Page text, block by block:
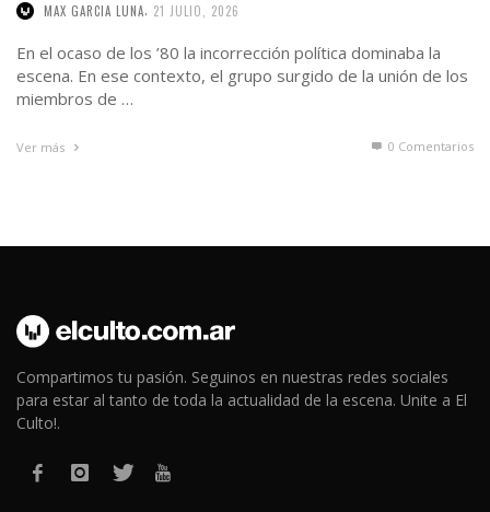
MAX GARCIA LUNA 21 JULIO, 2026
En el ocaso de los ’80 la incorrección política dominaba la
escena. En ese contexto, el grupo surgido de la unión de los
miembros de …
Ver más 0 Comentarios
Compartimos tu pasión. Seguinos en nuestras redes sociales
para estar al tanto de toda la actualidad de la escena. Unite a El
Culto!.